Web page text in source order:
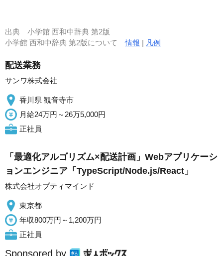
出典 小学館 西和中辞典 第2版
小学館 西和中辞典 第2版について情報 | 凡例
配送業務
サンワ株式会社
香川県 観音寺市
月給24万円～26万5,000円
正社員
「最適化アルゴリズム×配送計画」Webアプリケーシ
ョンエンジニア「TypeScript/Node.js/React」
株式会社オプティマインド
東京都
年収800万円～1,200万円
正社員
Sponsored by